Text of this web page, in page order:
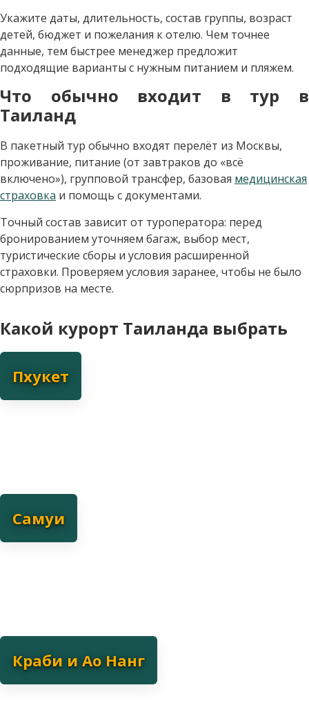
Укажите даты, длительность, состав группы, возраст
детей, бюджет и пожелания к отелю. Чем точнее
данные, тем быстрее менеджер предложит
подходящие варианты с нужным питанием и пляжем.
Что обычно входит в тур в
Таиланд
В пакетный тур обычно входят перелёт из Москвы,
проживание, питание (от завтраков до «всё
включено»), групповой трансфер, базовая медицинская
страховка и помощь с документами.
Точный состав зависит от туроператора: перед
бронированием уточняем багаж, выбор мест,
туристические сборы и условия расширенной
страховки. Проверяем условия заранее, чтобы не было
сюрпризов на месте.
Какой курорт Таиланда выбрать
Пхукет
Пхукет - для первого отдыха и пляжей. Самый популярный
остров с развитой инфраструктурой, большим выбором
отелей и пляжей. Подходит для первого визита, семей и
Самуи
Самуи - для спокойного отдыха у моря. Остров с камерной
атмосферой, чистыми пляжами и спокойными бухтами.
Подходит для пар и туристов, которые ищут тишину и
Краби и Ао Нанг
Краби и Ао Нанг - для природы и островов. Материковая
островам Пхи-Пхи и Рейли. Подходит для экскурсий,